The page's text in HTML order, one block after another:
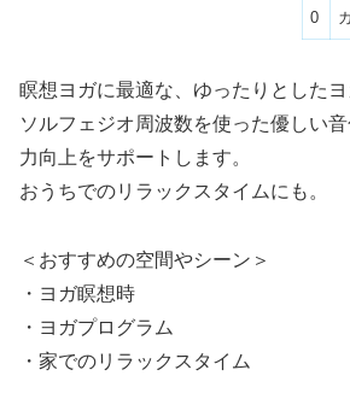
0
瞑想ヨガに最適な、ゆったりとしたヨ
ソルフェジオ周波数を使った優しい
力向上をサポートします。
おうちでのリラックスタイムにも。
＜おすすめの空間やシーン＞
・ヨガ瞑想時
・ヨガプログラム
・家でのリラックスタイム